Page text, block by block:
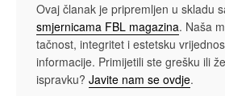
Ovaj članak je pripremljen u skladu
smjernicama FBL magazina. Naša
tačnost, integritet i estetsku
informacije. Primijetili ste grešku ili
ispravku? Javite nam se ovdje.